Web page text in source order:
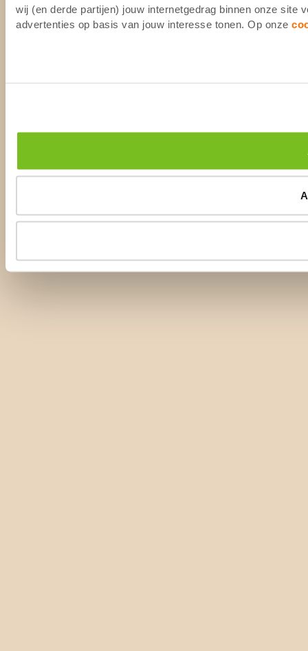
wij (en derde partijen) jouw internetgedrag binnen onze site
advertenties op basis van jouw interesse tonen. Op onze